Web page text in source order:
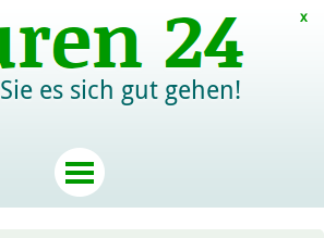
es sich gut gehen!
x